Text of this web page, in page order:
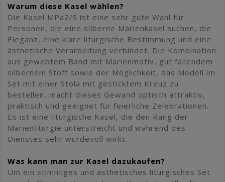
Warum diese Kasel wählen?
Die Kasel MPa2/S ist eine sehr gute Wahl für
Personen, die eine silberne Marienkasel suchen, die
Eleganz, eine klare liturgische Bestimmung und eine
ästhetische Verarbeitung verbindet. Die Kombination
aus gewebtem Band mit Marienmotiv, gut fallendem
silbernem Stoff sowie der Möglichkeit, das Modell im
Set mit einer Stola mit gesticktem Kreuz zu
bestellen, macht dieses Gewand optisch attraktiv,
praktisch und geeignet für feierliche Zelebrationen.
Es ist eine liturgische Kasel, die den Rang der
Marienliturgie unterstreicht und während des
Dienstes sehr würdevoll wirkt.
Was kann man zur Kasel dazukaufen?
Um ein stimmiges und ästhetisches liturgisches Set